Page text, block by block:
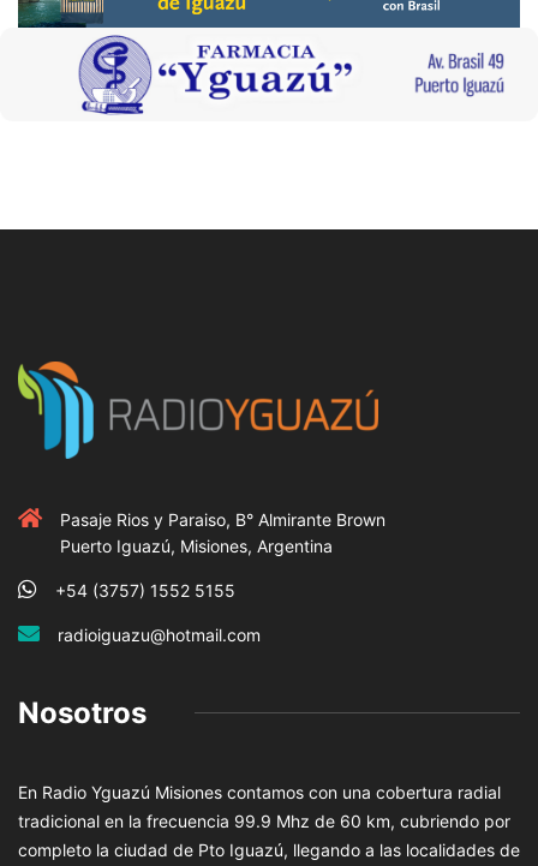
Pasaje Rios y Paraiso, B° Almirante Brown
Puerto Iguazú, Misiones, Argentina
+54 (3757) 1552 5155
radioiguazu@hotmail.com
Nosotros
En Radio Yguazú Misiones contamos con una cobertura radial
tradicional en la frecuencia 99.9 Mhz de 60 km, cubriendo por
completo la ciudad de Pto Iguazú, llegando a las localidades de